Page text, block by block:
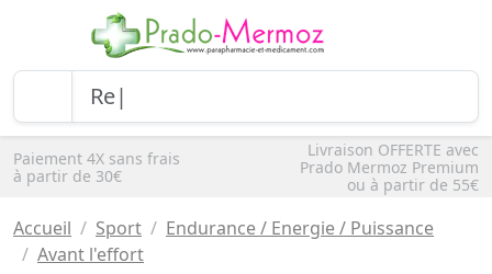
Paiement 4X sans frais
à partir de 30€
Livraison OFFERTE avec
Prado Mermoz Premium
ou à partir de 55€
Accueil Sport
Endurance / Energie / Puissance
Avant l'effort